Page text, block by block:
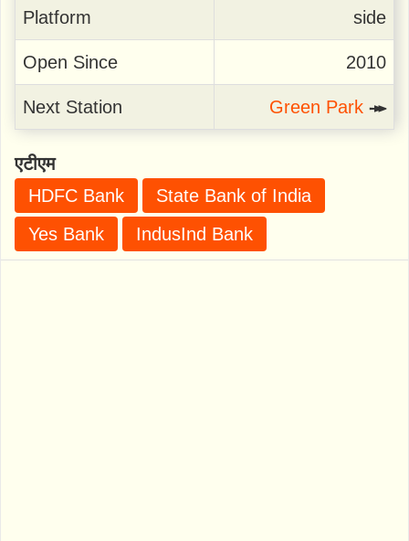
Platform side
Open Since 2010
Next Station Green Park ↠
एटीएम
HDFC Bank
State Bank of India
Yes Bank
IndusInd Bank